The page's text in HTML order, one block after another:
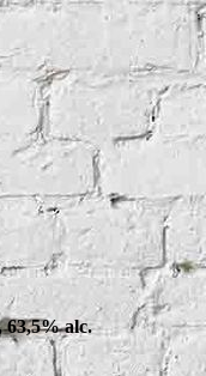
alc.